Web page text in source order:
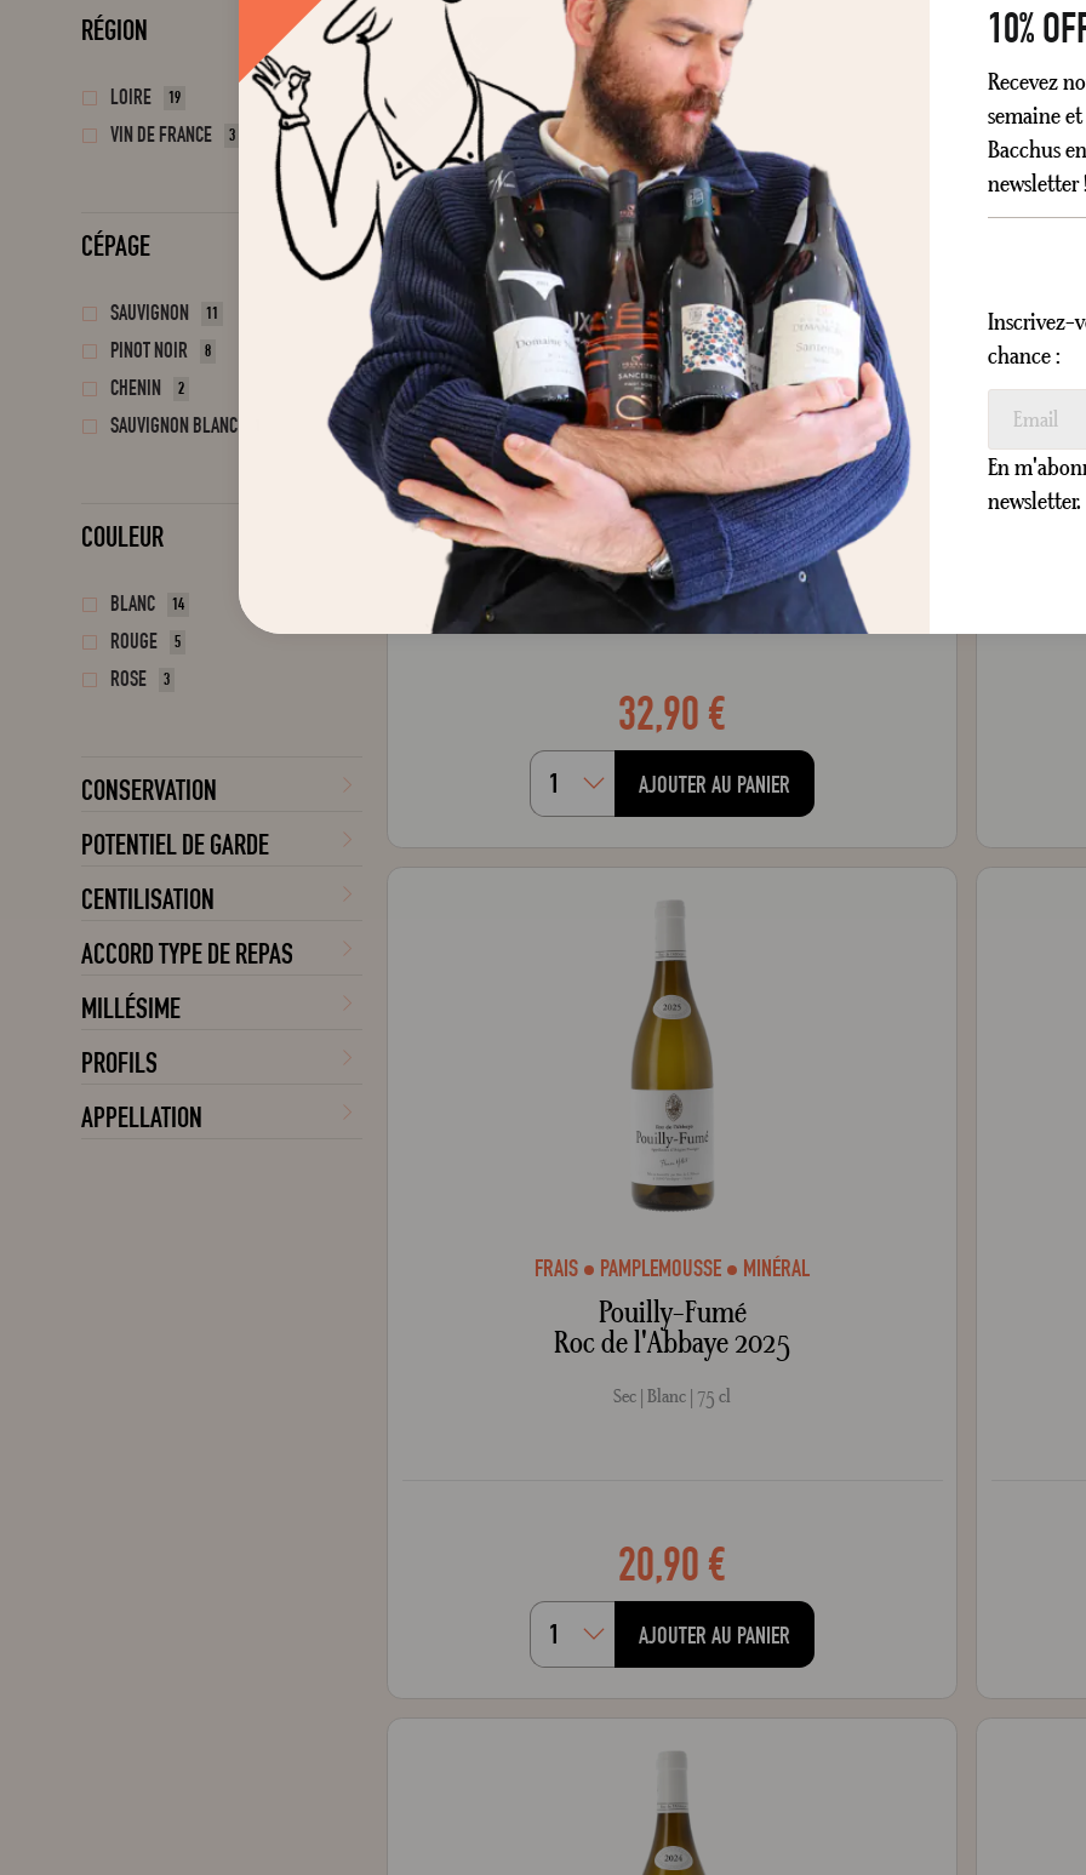
RÉGION
LOIRE 19
VIN DE FRANCE 3
CÉPAGE
SAUVIGNON 11
PINOT NOIR 8
CHENIN 2
SAUVIGNON BLANC
COULEUR
BLANC 14
ROUGE 5
ROSE 3
CONSERVATION
POTENTIEL DE GARDE
CENTILISATION
ACCORD TYPE DE REPAS
MILLÉSIME
PROFILS
APPELLATION
NOUVEAUTÉ
EXPRESSIF PÊCHE EXOTIQUE
SancerreL'Antique
Roc de l'Abbaye 2024
Sec Blanc 75 cl
32,90 €
AJOUTER AU PANIER
FRAIS PAMPLEMOUSSE MINÉRAL
Pouilly-Fumé
Roc de l'Abbaye 2025
Sec Blanc 75 cl
20,90 €
AJOUTER AU PANIER
10%
Recevez
semaine
Bacchus
newsletter !
Inscrivez-
chance :
En
newsletter.